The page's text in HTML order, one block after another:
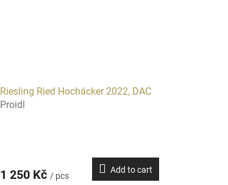
Riesling Ried Hochäcker 2022, DAC
Proidl
1 250 Kč / pcs
Add to cart